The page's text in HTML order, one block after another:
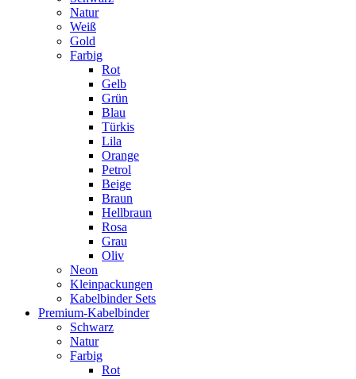
Natur
Weiß
Gold
Farbig
Rot
Gelb
Grün
Blau
Türkis
Lila
Orange
Petrol
Beige
Braun
Hellbraun
Rosa
Grau
Oliv
Neon
Kleinpackungen
Kabelbinder Sets
Premium-Kabelbinder
Schwarz
Natur
Farbig
Rot